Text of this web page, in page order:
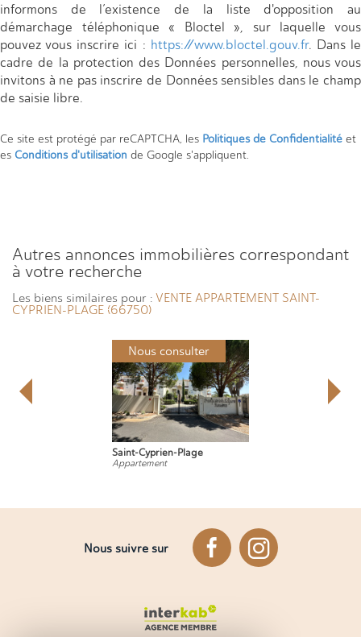
informons de l’existence de la liste d'opposition au
démarchage téléphonique « Bloctel », sur laquelle vous
pouvez vous inscrire ici : https://www.bloctel.gouv.fr. Dans le
cadre de la protection des Données personnelles, nous vous
invitons à ne pas inscrire de Données sensibles dans le champ
de saisie libre.
Ce site est protégé par reCAPTCHA, les Politiques de Confidentialité et
es Conditions d'utilisation de Google s'appliquent.
autres annonces immobilières correspondant
à votre recherche
Les biens similaires pour : VENTE APPARTEMENT SAINT-
CYPRIEN-PLAGE (66750)
Nous consulter
Saint-Cyprien-Plage
Appartement
Nous suivre sur